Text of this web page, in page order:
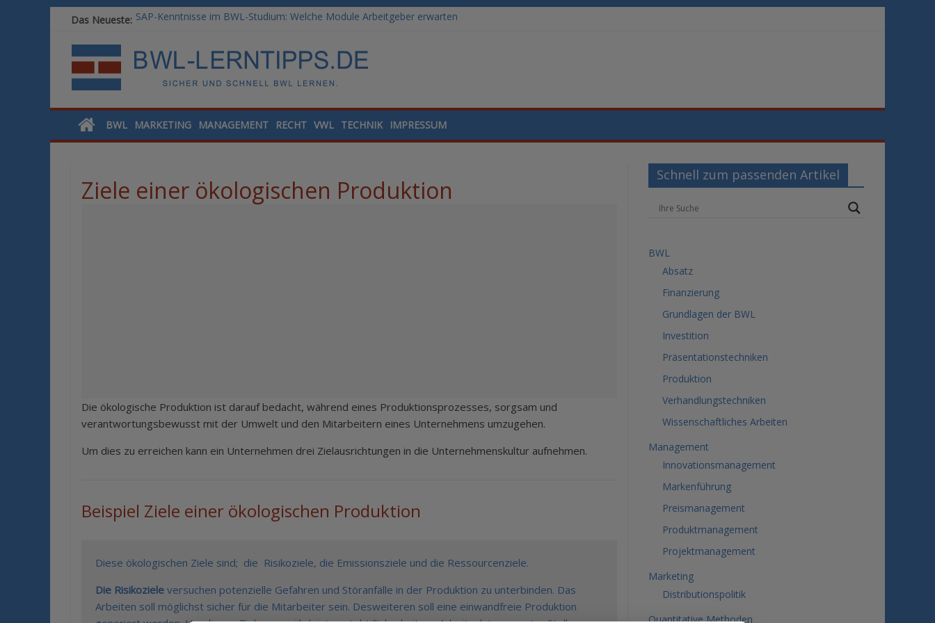
Das Neueste:
SAP-Kenntnisse im BWL-Studium: Welche Module Arbeitgeber erwarten
Vom BWL-Studium zur Führungsposition: Weiterbildungswege im Vergleich
KI-Kompetenz im BWL-Studium: Controlling und Datenanalyse verstehen
Methoden der Personalentwicklung: Blended Learning versus klassische Präsenzschulung im Vergleich
BWL MARKETING MANAGEMENT RECHT VWL TECHNIK IMPRESSUM
Ziele einer ökologischen Produktion
Die ökologische Produktion ist darauf bedacht, während eines Produktionsprozesses, sorgsam und
verantwortungsbewusst mit der Umwelt und den Mitarbeitern eines Unternehmens umzugehen.
Um dies zu erreichen kann ein Unternehmen drei Zielausrichtungen in die Unternehmenskultur aufnehmen.
Beispiel Ziele einer ökologischen Produktion
Diese ökologischen Ziele sind; die Risikoziele, die Emissionsziele und die Ressourcenziele.
Die Risikoziele versuchen potenzielle Gefahren und Störanfälle in der Produktion zu unterbinden. Das
Arbeiten soll möglichst sicher für die Mitarbeiter sein. Desweiteren soll eine einwandfreie Produktion
Schnell zum passenden Artikel
BWL
Absatz
Finanzierung
Grundlagen der BWL
Investition
Präsentationstechniken
Produktion
Verhandlungstechniken
Wissenschaftliches Arbeiten
Management
Innovationsmanagement
Markenführung
Preismanagement
Produktmanagement
Projektmanagement
Marketing
Distributionspolitik
Quantitative Methoden